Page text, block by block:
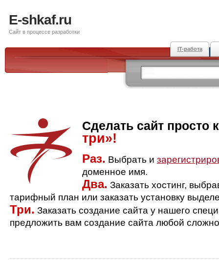
E-shkaf.ru
Сайт в процессе разработки
IT-работа
Сделать сайт просто
три»!
Раз. Выбрать и
доменное имя.
Два. Заказать хостинг,
тарифный план или заказать установку
Три. Заказать создание сайта у нашего
предложить вам создание сайта любой